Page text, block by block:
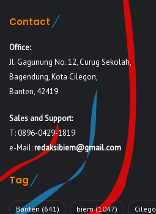
Contact
Office:
Jl. Gagunung No. 12, Curug Sekolah,
Bagendung, Kota Cilegon,
Banten, 42419
Sales and Support:
T: 0896-0429-1819
e-Mail:redaksibiem@gmail.com
Tag
Banten (641) biem(1047)